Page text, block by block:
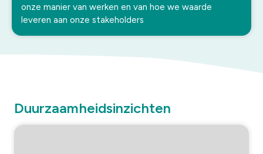
onze manier van werken en van hoe we waarde
leveren aan onze stakeholders
Duurzaamheidsinzichten